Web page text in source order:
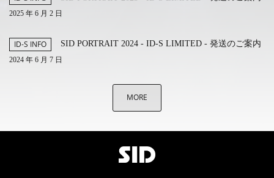
2025 年 6 月 2 日
ID-S INFO SID PORTRAIT 2024 - ID-S LIMITED - 発送のご案内
2024 年 6 月 7 日
MORE